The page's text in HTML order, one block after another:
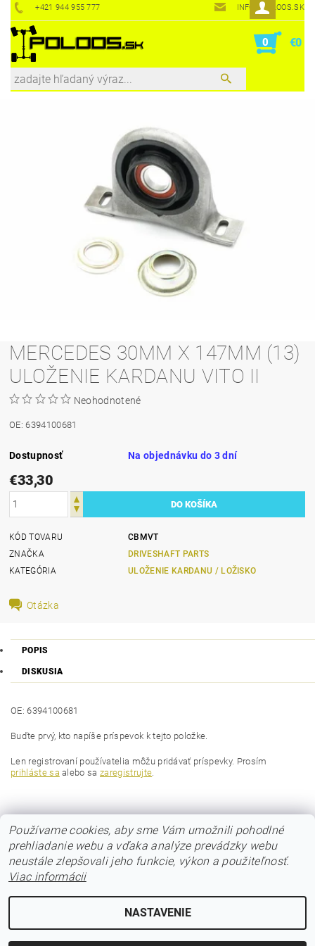
+421 944 955 777 INFO@POLOOS.SK
0 €0
MERCEDES 30MM X 147MM (13)
ULOŽENIE KARDANU VITO II
Neohodnotené
OE: 6394100681
Dostupnosť Na objednávku do 3 dní
€33,30
KÓD TOVARU
CBMVT
ZNAČKA
DRIVESHAFT PARTS
KATEGÓRIA
ULOŽENIE KARDANU / LOŽISKO
Otázka
POPIS
DISKUSIA
OE: 6394100681
Buďte prvý, kto napíše príspevok k tejto položke.
Len registrovaní používatelia môžu pridávať príspevky. Prosím
prihláste sa alebo sazaregistrujte.
2026 © POLOOS.sk, všetky práva vyhradenéUpraviť nastavenie cookies
Používame cookies, aby sme Vám umožnili pohodlné
prehliadanie webu a vďaka analýze prevádzky webu
neustále zlepšovali jeho funkcie, výkon a použiteľnosť.
Viac informácii
NASTAVENIE